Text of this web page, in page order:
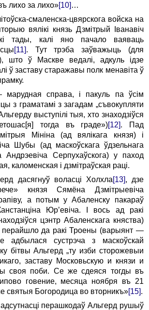
лихо за лихо»[10] …
смаленска-цвярскога войска на
вялікі князь Дзмітрый Іванавіч
тады, калі яно пачало ваяваць
[11]. Тут трэба заўважыць (для
што ў Маскве ведалі, адкуль ідзе
ў заставу старажавы полк менавіта ў
справа, i пакуль па ўсім
з граматамі з загадам „съвокупляти
выступілі тыя, хто знаходзіўся
тогда въ граде»)[12]. Пад
Мініна (ад вялікага князя) i
Шубы (ад маскоўскага ўдзельнага
Андрэевіча Серпухаўскога) у паход
каломенская i дзмітраўская раці.
дасягнуў воласці Холхла[13], дзе
князя Сямёна Дзмітрыевіча
a потым у Абаленску пакараў
Юр’евіча. I вось ад ракі
цэнтр Абаленскага княства)
перайшло да ракі Троены (варыянт —
адбылася сустрэча з маскоўскай
бітвы Альгерд „ту изби сторожевыи
заставу Московьскую и князи и
своя поби. Се же сдеяся тогды въ
говение, месяца ноября въ 21
святыя Богородица во вторникъ»[15].
перашкодаў Альгерд рушыў